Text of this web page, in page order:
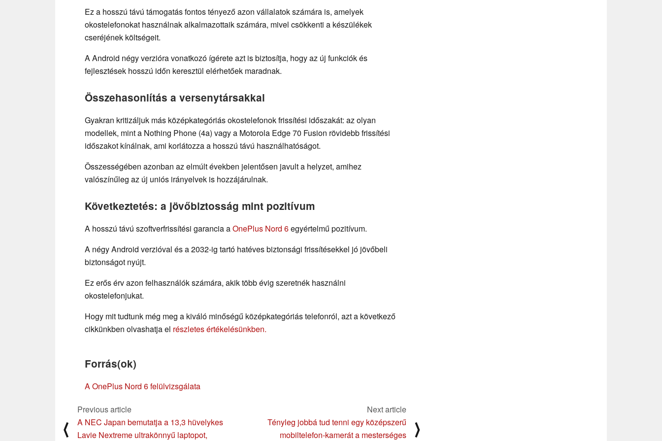
Ez a hosszú távú támogatás fontos tényező azon vállalatok számára is, amelyek
okostelefonokat használnak alkalmazottaik számára, mivel csökkenti a készülékek
cseréjének költségeit.
A Android négy verzióra vonatkozó ígérete azt is biztosítja, hogy az új funkciók és
fejlesztések hosszú időn keresztül elérhetőek maradnak.
Összehasonlítás a versenytársakkal
Gyakran kritizáljuk más középkategóriás okostelefonok frissítési időszakát: az olyan
modellek, mint a Nothing Phone (4a) vagy a Motorola Edge 70 Fusion rövidebb frissítési
időszakot kínálnak, ami korlátozza a hosszú távú használhatóságot.
Összességében azonban az elmúlt években jelentősen javult a helyzet, amihez
valószínűleg az új uniós irányelvek is hozzájárulnak.
Következtetés: a jövőbiztosság mint pozitívum
A hosszú távú szoftverfrissítési garancia aOnePlus Nord 6egyértelmű pozitívum.
A négy Android verzióval és a 2032-ig tartó hatéves biztonsági frissítésekkel jó jövőbeli
biztonságot nyújt.
Ez erős érv azon felhasználók számára, akik több évig szeretnék használni
okostelefonjukat.
Hogy mit tudtunk még meg a kiváló minőségű középkategóriás telefonról, azt a következő
cikkünkben olvashatja el részletes értékelésünkben.
Forrás(ok)
A OnePlus Nord 6 felülvizsgálata
⟨
Previous article
A NEC Japan bemutatja a 13,3 hüvelykes
Lavie Nextreme ultrakönnyű laptopot,
Next article
Tényleg jobbá tud tenni egy középszerű
mobiltelefon-kamerát a mesterséges
⟩